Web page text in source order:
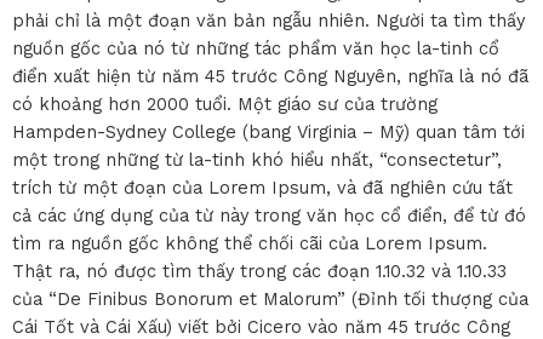
phải chỉ là một đoạn văn bản ngẫu nhiên. Người ta tìm thấy
nguồn gốc của nó từ những tác phẩm văn học la-tinh cổ
điển xuất hiện từ năm 45 trước Công Nguyên, nghĩa là nó đã
có khoảng hơn 2000 tuổi. Một giáo sư của trường
Hampden-Sydney College (bang Virginia – Mỹ) quan tâm tới
một trong những từ la-tinh khó hiểu nhất, “consectetur”,
trích từ một đoạn của Lorem Ipsum, và đã nghiên cứu tất
cả các ứng dụng của từ này trong văn học cổ điển, để từ đó
tìm ra nguồn gốc không thể chối cãi của Lorem Ipsum.
Thật ra, nó được tìm thấy trong các đoạn 1.10.32 và 1.10.33
của “De Finibus Bonorum et Malorum” (Đỉnh tối thượng của
Cái Tốt và Cái Xấu) viết bởi Cicero vào năm 45 trước Công